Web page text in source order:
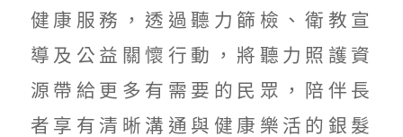
健康服務，透過聽力篩檢、衛教宣
導及公益關懷行動，將聽力照護資
源帶給更多有需要的民眾，陪伴長
者享有清晰溝通與健康樂活的銀髮